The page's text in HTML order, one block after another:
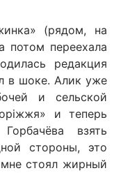
(рядом, на
потом переехала
редакция
в шоке. Алик уже
и сельской
и теперь
взять
стороны, это
стоял жирный